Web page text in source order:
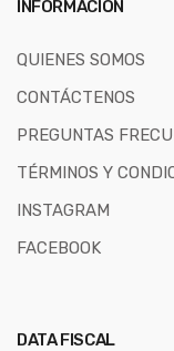
INFORMACIÓN
QUIENES SOMOS
CONTÁCTENOS
PREGUNTAS
TÉRMINOS Y
INSTAGRAM
FACEBOOK
DATA FISCAL